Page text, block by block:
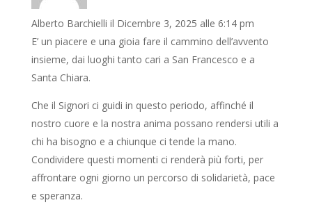
Alberto Barchielli il Dicembre 3, 2025 alle 6:14 pm
E’ un piacere e una gioia fare il cammino dell’avvento
insieme, dai luoghi tanto cari a San Francesco e a
Santa Chiara.
Che il Signori ci guidi in questo periodo, affinché il
nostro cuore e la nostra anima possano rendersi utili a
chi ha bisogno e a chiunque ci tende la mano.
Condividere questi momenti ci renderà più forti, per
affrontare ogni giorno un percorso di solidarietà, pace
e speranza.